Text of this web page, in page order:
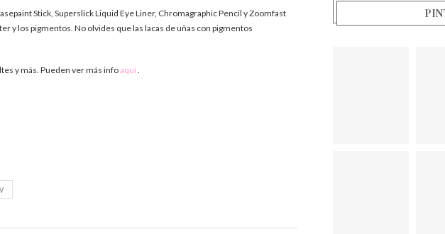
Stick, Superslick Liquid Eye Liner, Chromagraphic Pencil y Zoomfast
y los pigmentos. No olvides que las lacas de uñas con pigmentos
y más. Pueden ver más infoaquí.